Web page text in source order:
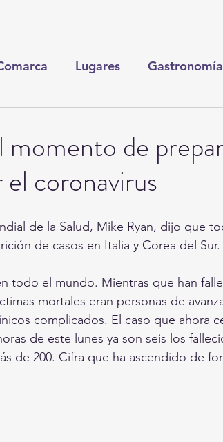
Lugares Gastronomía
Internacionales
Comics Derechairos Fragmentos
Investigaciones Rapidín Político
de
el coronavirus
de la Salud, Mike Ryan, dijo que
de casos en Italia y Corea del Sur.
todo el mundo. Mientras que han
mortales eran personas de
complicados. El caso que ahora
de este lunes ya son seis los
de 200. Cifra que ha ascendido de